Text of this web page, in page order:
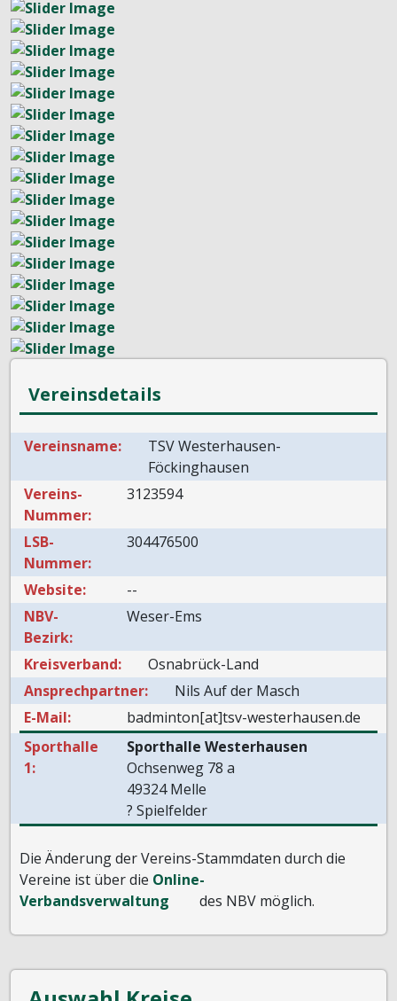
Vereinsdetails
Vereinsname:
TSV Westerhausen-
Föckinghausen
Vereins-
Nummer:
3123594
LSB-
Nummer:
304476500
Website:
--
NBV-
Bezirk:
Weser-Ems
Kreisverband:
Osnabrück-Land
Ansprechpartner:
Nils Auf der Masch
E-Mail:
badminton[at]tsv-westerhausen.de
Sporthalle
1:
Sporthalle Westerhausen
Ochsenweg 78 a
49324 Melle
? Spielfelder
Die Änderung der Vereins-Stammdaten durch die
Vereine ist über die Online-
Verbandsverwaltung
des NBV möglich.